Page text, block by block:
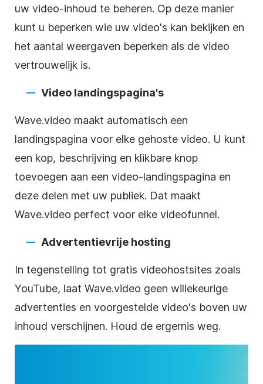
uw video-inhoud te beheren. Op deze manier
kunt u beperken wie uw video's kan bekijken en
het aantal weergaven beperken als de video
vertrouwelijk is.
Video landingspagina's
Wave.video maakt automatisch een
landingspagina voor elke gehoste video. U kunt
een kop, beschrijving en klikbare knop
toevoegen aan een video-landingspagina en
deze delen met uw publiek. Dat maakt
Wave.video perfect voor elke videofunnel.
Advertentievrije hosting
In tegenstelling tot gratis videohostsites zoals
YouTube, laat Wave.video geen willekeurige
advertenties en voorgestelde video's boven uw
inhoud verschijnen. Houd de ergernis weg.